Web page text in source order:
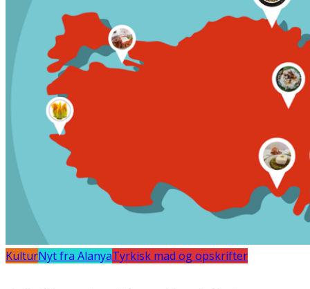
KulturNyt fra AlanyaTyrkisk mad og opskrifter